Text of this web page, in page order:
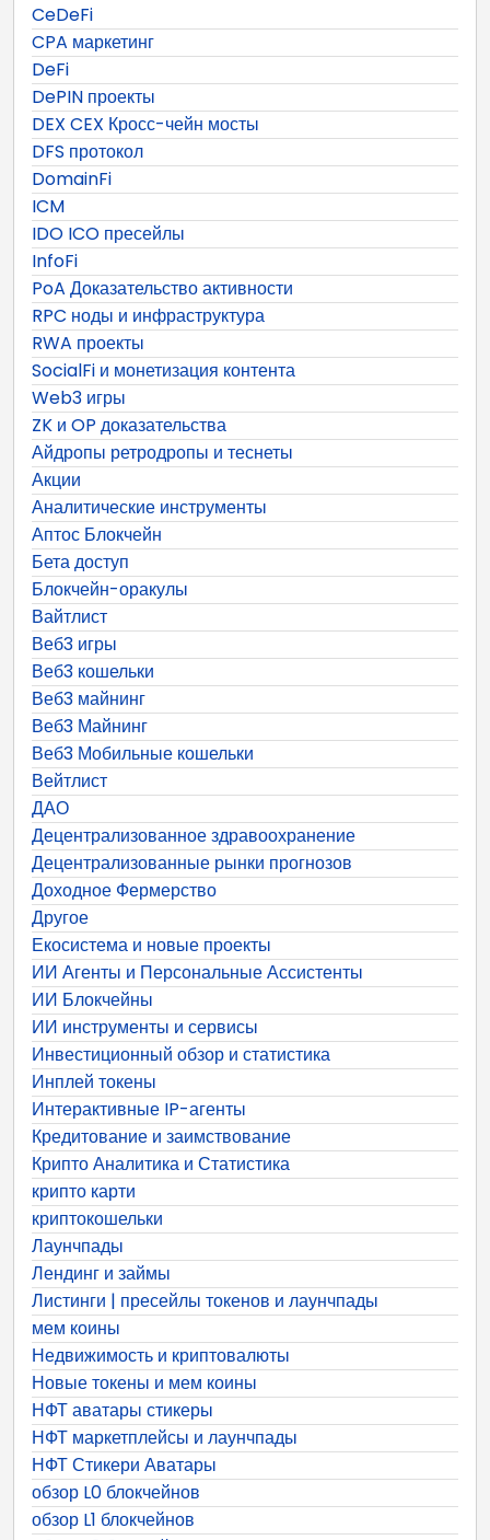
CeDeFi
CPA маркетинг
DeFi
DePIN проекты
DEX CEX Кросс-чейн мосты
DFS протокол
DomainFi
ICM
IDO ICO пресейлы
InfoFi
PoA Доказательство активности
RPC ноды и инфраструктура
RWA проекты
SocialFi и монетизация контента
Web3 игры
ZK и OP доказательства
Айдропы ретродропы и теснеты
Акции
Аналитические инструменты
Аптос Блокчейн
Бета доступ
Блокчейн-оракулы
Вайтлист
Веб3 игры
Веб3 кошельки
Веб3 майнинг
Веб3 Майнинг
Веб3 Мобильные кошельки
Вейтлист
ДАО
Децентрализованное здравоохранение
Децентрализованные рынки прогнозов
Доходное Фермерство
Другое
Екосистема и новые проекты
ИИ Агенты и Персональные Ассистенты
ИИ Блокчейны
ИИ инструменты и сервисы
Инвестиционный обзор и статистика
Инплей токены
Интерактивные IP-агенты
Кредитование и заимствование
Крипто Аналитика и Статистика
крипто карти
криптокошельки
Лаунчпады
Лендинг и займы
Листинги | пресейлы токенов и лаунчпады
мем коины
Недвижимость и криптовалюты
Новые токены и мем коины
НФТ аватары стикеры
НФТ маркетплейсы и лаунчпады
НФТ Стикери Аватары
обзор L0 блокчейнов
обзор L1 блокчейнов